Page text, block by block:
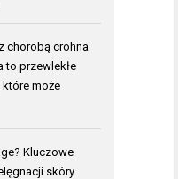
chorobą crohna
to przewlekłe
które może
Kluczowe
skóry